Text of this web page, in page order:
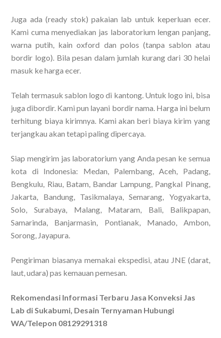
Juga ada (ready stok) pakaian lab untuk keperluan ecer.
Kami cuma menyediakan jas laboratorium lengan panjang,
warna putih, kain oxford dan polos (tanpa sablon atau
bordir logo). Bila pesan dalam jumlah kurang dari 30 helai
masuk ke harga ecer.
Telah termasuk sablon logo di kantong. Untuk logo ini, bisa
juga dibordir. Kami pun layani bordir nama. Harga ini belum
terhitung biaya kirimnya. Kami akan beri biaya kirim yang
terjangkau akan tetapi paling dipercaya.
Siap mengirim jas laboratorium yang Anda pesan ke semua
kota di Indonesia: Medan, Palembang, Aceh, Padang,
Bengkulu, Riau, Batam, Bandar Lampung, Pangkal Pinang,
Jakarta, Bandung, Tasikmalaya, Semarang, Yogyakarta,
Solo, Surabaya, Malang, Mataram, Bali, Balikpapan,
Samarinda, Banjarmasin, Pontianak, Manado, Ambon,
Sorong, Jayapura.
Pengiriman biasanya memakai ekspedisi, atau JNE (darat,
laut, udara) pas kemauan pemesan.
Rekomendasi Informasi Terbaru Jasa Konveksi Jas
Lab di Sukabumi, Desain Ternyaman Hubungi
WA/Telepon 08129291318